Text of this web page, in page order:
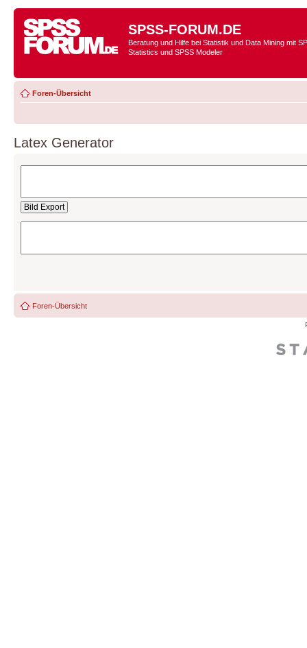
SPSS-FORUM.DE
Beratung und Hilfe bei Statistik und Data Mining mit
Statistics und SPSS Modeler
Foren-Übersicht
Latex Generator
Foren-Übersicht